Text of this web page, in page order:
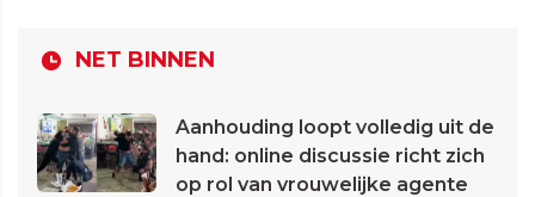
NET BINNEN
Aanhouding loopt volledig uit de
hand: online discussie richt zich
op rol van vrouwelijke agente